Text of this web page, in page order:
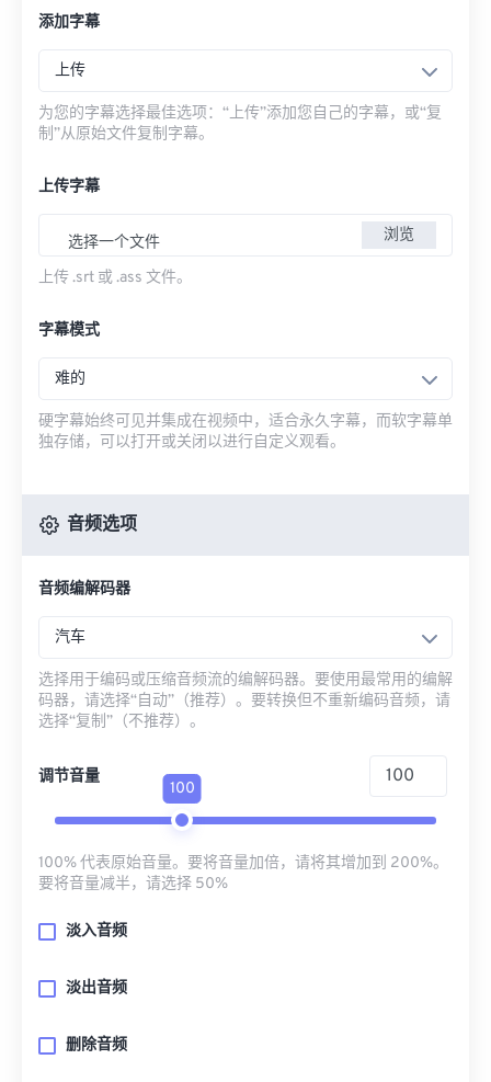
添加字幕
上传
为您的字幕选择最佳选项：“上传”添加您自己的字幕，或“复
制”从原始文件复制字幕。
上传字幕
选择一个文件 浏览
上传 .srt 或 .ass 文件。
字幕模式
难的
硬字幕始终可见并集成在视频中，适合永久字幕，而软字幕单
独存储，可以打开或关闭以进行自定义观看。
音频选项
音频编解码器
汽车
选择用于编码或压缩音频流的编解码器。要使用最常用的编解
码器，请选择“自动”（推荐）。要转换但不重新编码音频，请
选择“复制”（不推荐）。
调节音量
100
100% 代表原始音量。要将音量加倍，请将其增加到 200%。
要将音量减半，请选择 50%
淡入音频
淡出音频
删除音频